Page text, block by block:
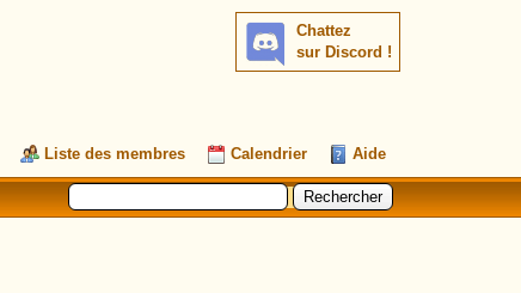
Chattez
sur Discord !
Liste des membres Calendrier Aide